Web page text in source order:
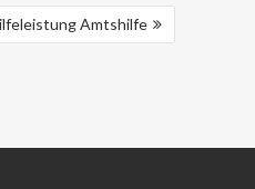
Amtshilfe